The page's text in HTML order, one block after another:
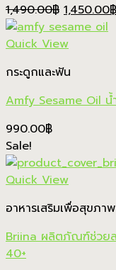
1,490.00฿ Original
price
was:
1,450.00฿
Quick View
กระดูกและฟัน
Amfy Sesame Oil น้
990.00฿
Sale!
Quick View
อาหารเสริมเพื่อสุขภาพ
Briina ผลิตภัณฑ์ช่วย
40+